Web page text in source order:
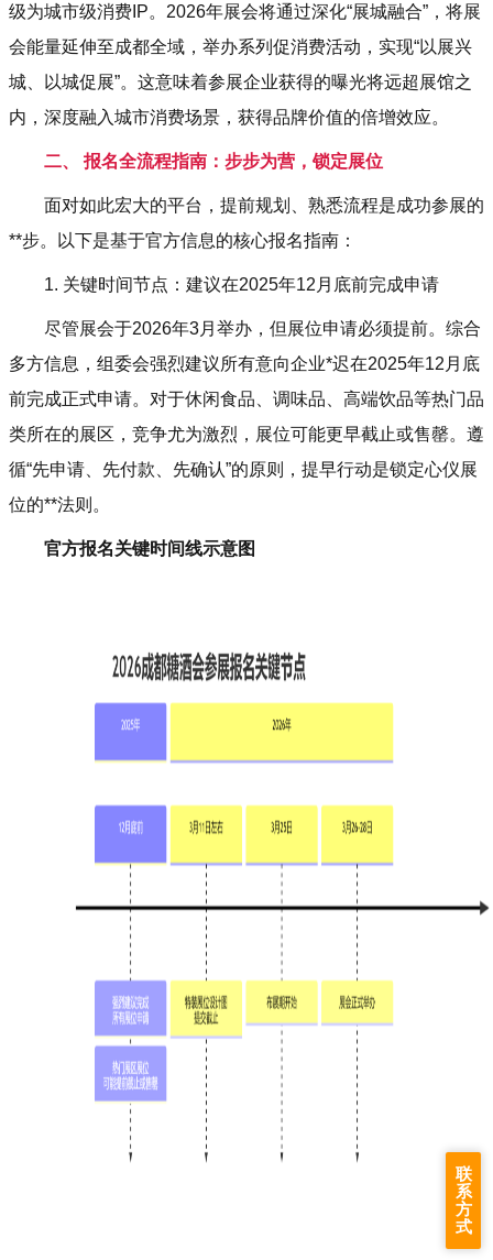
级为城市级消费IP。2026年展会将通过深化“展城融合”，将展
会能量延伸至成都全域，举办系列促消费活动，实现“以展兴
城、以城促展”。这意味着参展企业获得的曝光将远超展馆之
内，深度融入城市消费场景，获得品牌价值的倍增效应。
二、 报名全流程指南：步步为营，锁定展位
面对如此宏大的平台，提前规划、熟悉流程是成功参展的
**步。以下是基于官方信息的核心报名指南：
1. 关键时间节点：建议在2025年12月底前完成申请
尽管展会于2026年3月举办，但展位申请必须提前。综合
多方信息，组委会强烈建议所有意向企业*迟在2025年12月底
前完成正式申请。对于休闲食品、调味品、高端饮品等热门品
类所在的展区，竞争尤为激烈，展位可能更早截止或售罄。遵
循“先申请、先付款、先确认”的原则，提早行动是锁定心仪展
位的**法则。
官方报名关键时间线示意图
联
系
方
式